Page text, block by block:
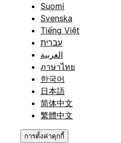
Suomi
Svenska
Tiếng Việt
עברית
العربية
ภาษาไทย
한국어
日本語
简体中文
繁體中文
การตั้งค่าคุกกี้